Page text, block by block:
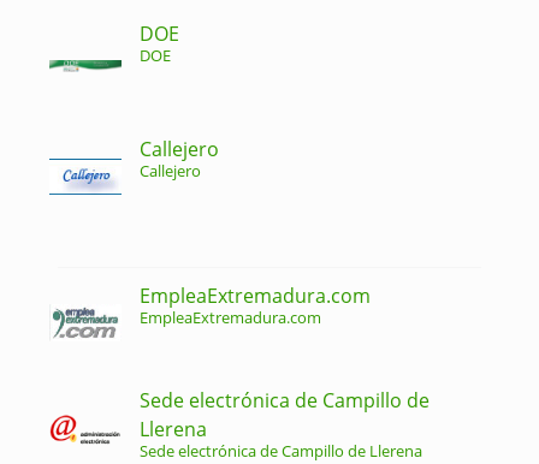
DOE
DOE
Callejero
Callejero
EmpleaExtremadura.com
EmpleaExtremadura.com
Sede electrónica de Campillo de
Llerena
Sede electrónica de Campillo de Llerena